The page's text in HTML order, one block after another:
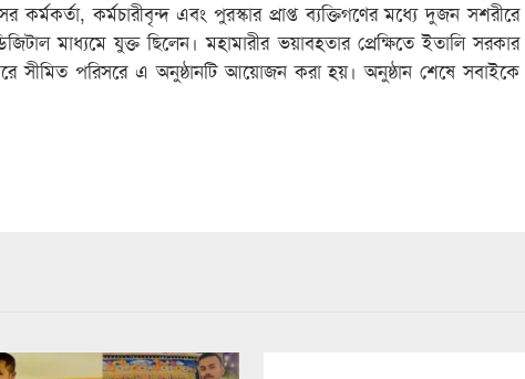
কর্মচারীবৃন্দ এবং পুরস্কার প্রাপ্ত ব্যক্তিগণের মধ্যে দুজন সশরীরে
মাধ্যমে যুক্ত ছিলেন। মহামারীর ভয়াবহতার প্রেক্ষিতে ইতালি সরকার
সীমিত পরিসরে এ অনুষ্ঠানটি আয়োজন করা হয়। অনুষ্ঠান শেষে সবাইকে